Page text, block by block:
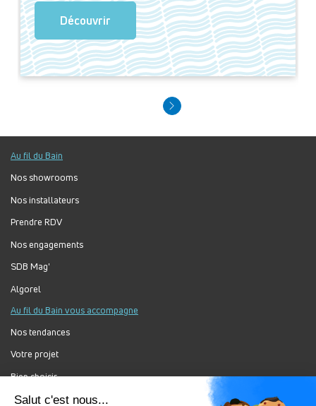
Découvrir
Au fil du Bain
Nos showrooms
Nos installateurs
Prendre RDV
Nos engagements
SDB Mag'
Algorel
Au fil du Bain vous accompagne
Nos tendances
Votre projet
Bien choisir
Forum Au Fil du Bain